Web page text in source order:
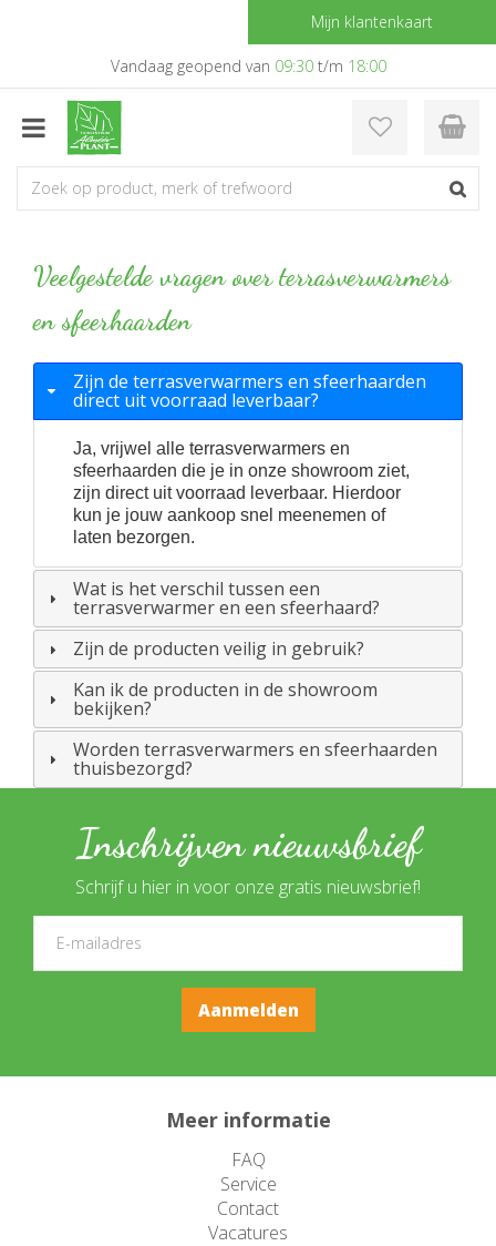
a
Mijn klantenkaart
Vandaag geopend van 09:30t/m 18:00
Veelgestelde vragen over terrasverwarmers
en sfeerhaarden
Zijn de terrasverwarmers en sfeerhaarden
direct uit voorraad leverbaar?
Ja, vrijwel alle terrasverwarmers en
sfeerhaarden die je in onze showroom ziet,
zijn direct uit voorraad leverbaar. Hierdoor
kun je jouw aankoop snel meenemen of
laten bezorgen.
Wat is het verschil tussen een
terrasverwarmer en een sfeerhaard?
Zijn de producten veilig in gebruik?
Kan ik de producten in de showroom
bekijken?
Worden terrasverwarmers en sfeerhaarden
thuisbezorgd?
Inschrijven nieuwsbrief
Schrijf u hier in voor onze gratis nieuwsbrief!
Meer informatie
FAQ
Service
Contact
Vacatures